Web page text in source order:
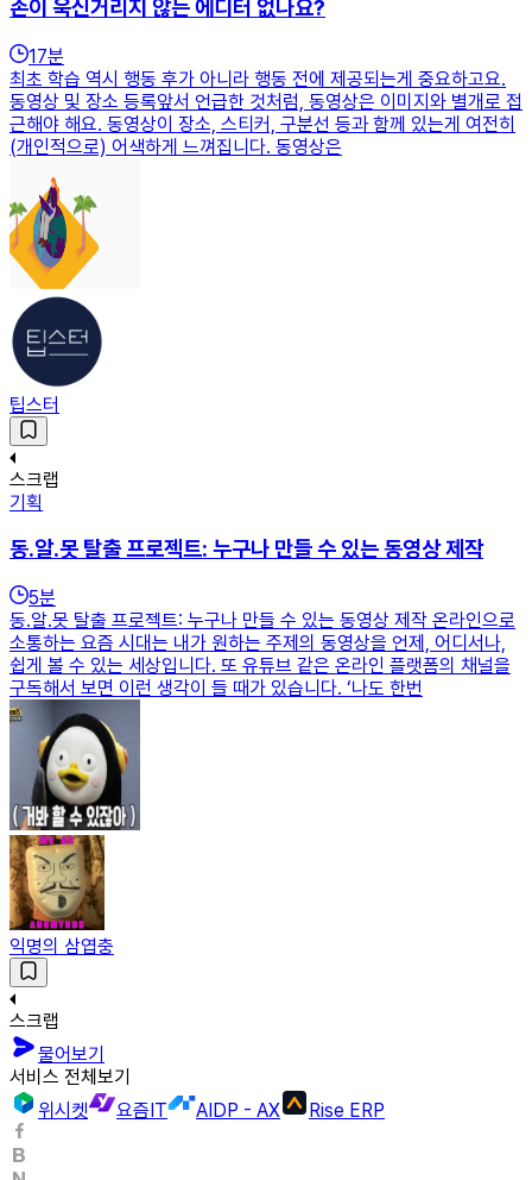
손이 욱신거리지 않는 에디터 없나요?
17분
최초 학습 역시 행동 후가 아니라 행동 전에 제공되는게 중요하고요.
동영상 및 장소 등록앞서 언급한 것처럼, 동영상은 이미지와 별개로 접
근해야 해요. 동영상이 장소, 스티커, 구분선 등과 함께 있는게 여전히
(개인적으로) 어색하게 느껴집니다. 동영상은
팁스터
스크랩
기획
동.알.못 탈출 프로젝트: 누구나 만들 수 있는 동영상 제작
5분
동.알.못 탈출 프로젝트: 누구나 만들 수 있는 동영상 제작 온라인으로
소통하는 요즘 시대는 내가 원하는 주제의 동영상을 언제, 어디서나,
쉽게 볼 수 있는 세상입니다. 또 유튜브 같은 온라인 플랫폼의 채널을
구독해서 보면 이런 생각이 들 때가 있습니다. ‘나도 한번
익명의 삼엽충
스크랩
물어보기
서비스 전체보기
위시켓
요즘IT AIDP - AX Rise ERP